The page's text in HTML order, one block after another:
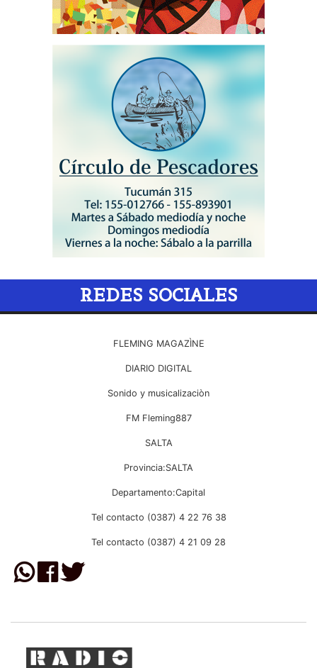
REDES SOCIALES
FLEMING MAGAZÌNE
DIARIO DIGITAL
Sonido y musicalizaciòn
FM Fleming887
SALTA
Provincia:SALTA
Departamento:Capital
Tel contacto (0387) 4 22 76 38
Tel contacto (0387) 4 21 09 28